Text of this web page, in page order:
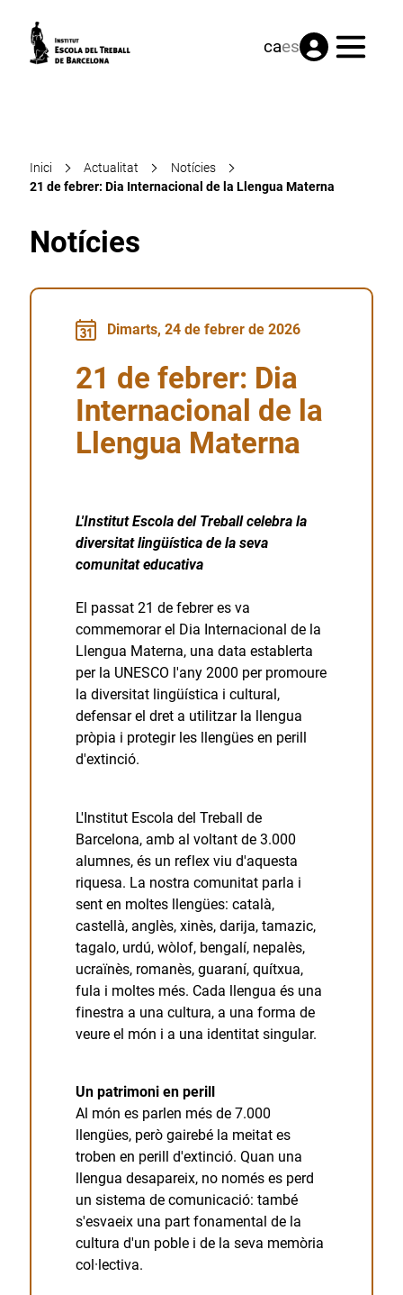
caes Menú
Inici Actualitat
Notícies
21 de febrer: Dia Internacional de la Llengua Materna
Notícies
Dimarts, 24 de febrer de 2026
21 de febrer: Dia
Internacional de la
Llengua Materna
L'Institut Escola del Treball celebra la
diversitat lingüística de la seva
comunitat educativa
El passat 21 de febrer es va
commemorar el Dia Internacional de la
Llengua Materna, una data establerta
per la UNESCO l'any 2000 per promoure
la diversitat lingüística i cultural,
defensar el dret a utilitzar la llengua
pròpia i protegir les llengües en perill
d'extinció.
L'Institut Escola del Treball de
Barcelona, amb al voltant de 3.000
alumnes, és un reflex viu d'aquesta
riquesa. La nostra comunitat parla i
sent en moltes llengües: català,
castellà, anglès, xinès, darija, tamazic,
tagalo, urdú, wòlof, bengalí, nepalès,
ucraïnès, romanès, guaraní, quítxua,
fula i moltes més. Cada llengua és una
finestra a una cultura, a una forma de
veure el món i a una identitat singular.
Un patrimoni en perill
Al món es parlen més de 7.000
llengües, però gairebé la meitat es
troben en perill d'extinció. Quan una
llengua desapareix, no només es perd
un sistema de comunicació: també
s'esvaeix una part fonamental de la
cultura d'un poble i de la seva memòria
col·lectiva.